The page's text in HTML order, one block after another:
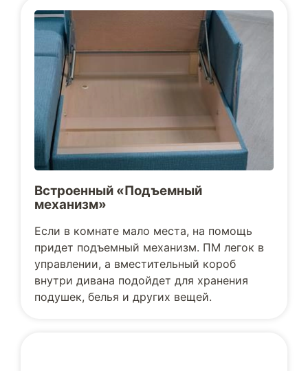
Встроенный «Подъемный
механизм»
Если в комнате мало места, на помощь
придет подъемный механизм. ПМ легок в
управлении, а вместительный короб
внутри дивана подойдет для хранения
подушек, белья и других вещей.